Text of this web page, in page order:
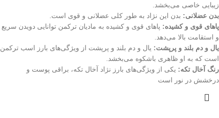
زیبایی خاصی می‌بخشد.
بدن عضلانی: بدن این نژاد به طور کلی عضلانی و قوی است.
پاهای قوی و کشیده: پاهای قوی و کشیده به مادیان ترکمن توانایی دویدن سریع
و استقامت بالا می‌دهد.
یال و دم بلند و پرپشت: یال و دم بلند و پرپشت از ویژگی‌های بارز اسب ترکمن
است که به او ظاهری باشکوه می‌بخشد.
رنگ آخال تکه: یکی از ویژگی‌های بارز نژاد آخال تکه، براقی پوست و
درخشش در نور است